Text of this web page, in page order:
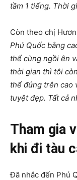
tầm 1 tiếng. Thời
Còn theo chị
Phú Quốc bằng
thể cùng ngồi ên
thời gian thì tôi
thể đứng trên cao
tuyệt đẹp. Tất cả
Tham gia
khi đi tàu
Đã nhắc đến Phú